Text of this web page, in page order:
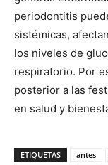
periodontitis
sistémicas,
los niveles de
respiratorio. Por
posterior a las
en salud y
ETIQUETAS antes